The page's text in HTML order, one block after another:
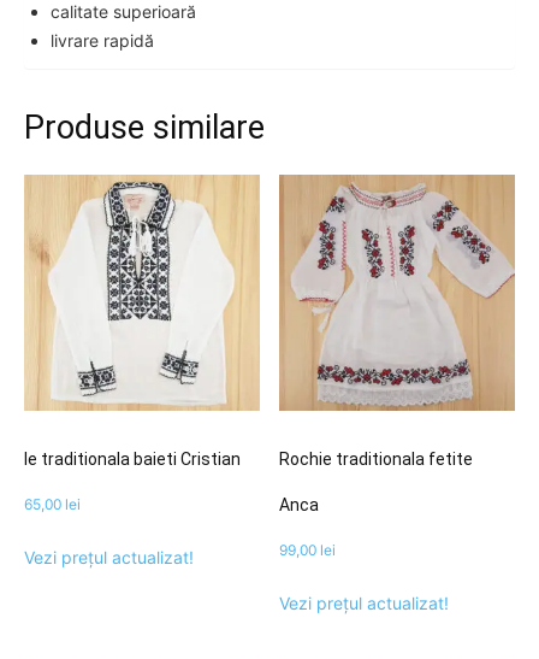
calitate superioară
livrare rapidă
Produse similare
Ie traditionala baieti Cristian
65,00 lei
Vezi prețul actualizat!
Rochie traditionala fetite
Anca
99,00 lei
Vezi prețul actualizat!